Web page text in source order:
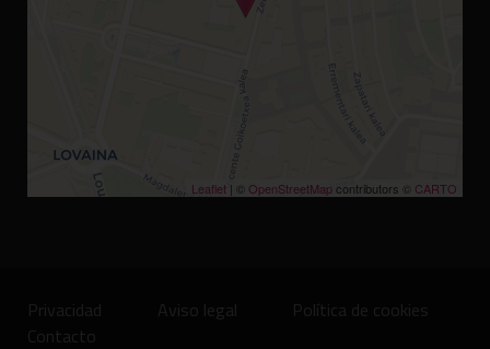
Leaflet | © OpenStreetMapcontributors © CARTO
Privacidad Aviso legal
Política de cookies
Contacto